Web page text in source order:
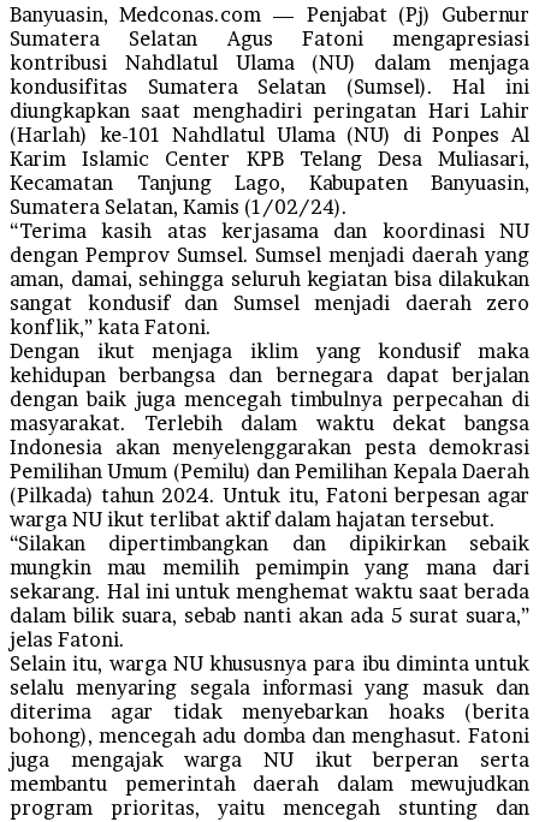
Banyuasin, Medconas.com — Penjabat (Pj) Gubernur
Sumatera Selatan Agus Fatoni mengapresiasi
kontribusi Nahdlatul Ulama (NU) dalam menjaga
kondusifitas Sumatera Selatan (Sumsel). Hal ini
diungkapkan saat menghadiri peringatan Hari Lahir
(Harlah) ke-101 Nahdlatul Ulama (NU) di Ponpes Al
Karim Islamic Center KPB Telang Desa Muliasari,
Kecamatan Tanjung Lago, Kabupaten Banyuasin,
Sumatera Selatan, Kamis (1/02/24).
“Terima kasih atas kerjasama dan koordinasi NU
dengan Pemprov Sumsel. Sumsel menjadi daerah yang
aman, damai, sehingga seluruh kegiatan bisa dilakukan
sangat kondusif dan Sumsel menjadi daerah zero
konflik,” kata Fatoni.
Dengan ikut menjaga iklim yang kondusif maka
kehidupan berbangsa dan bernegara dapat berjalan
dengan baik juga mencegah timbulnya perpecahan di
masyarakat. Terlebih dalam waktu dekat bangsa
Indonesia akan menyelenggarakan pesta demokrasi
Pemilihan Umum (Pemilu) dan Pemilihan Kepala Daerah
(Pilkada) tahun 2024. Untuk itu, Fatoni berpesan agar
warga NU ikut terlibat aktif dalam hajatan tersebut.
“Silakan dipertimbangkan dan dipikirkan sebaik
mungkin mau memilih pemimpin yang mana dari
sekarang. Hal ini untuk menghemat waktu saat berada
dalam bilik suara, sebab nanti akan ada 5 surat suara,”
jelas Fatoni.
Selain itu, warga NU khususnya para ibu diminta untuk
selalu menyaring segala informasi yang masuk dan
diterima agar tidak menyebarkan hoaks (berita
bohong), mencegah adu domba dan menghasut. Fatoni
juga mengajak warga NU ikut berperan serta
membantu pemerintah daerah dalam mewujudkan
program prioritas, yaitu mencegah stunting dan